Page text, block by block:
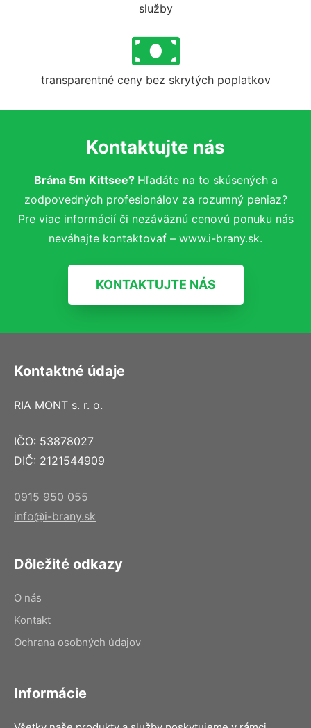
služby
transparentné ceny bez skrytých poplatkov
Kontaktujte nás
Brána 5m Kittsee? Hľadáte na to skúsených a
zodpovedných profesionálov za rozumný peniaz?
Pre viac informácií či nezáväznú cenovú ponuku nás
neváhajte kontaktovať – www.i-brany.sk.
KONTAKTUJTE NÁS
Kontaktné údaje
RIA MONT s. r. o.
IČO: 53878027
DIČ: 2121544909
0915 950 055
info@i-brany.sk
Dôležité odkazy
O nás
Kontakt
Ochrana osobných údajov
Informácie